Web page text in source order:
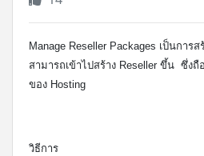
Manage Reseller Packages เป็นการ
สามารถเข้าไปสร้าง Reseller ขึ้น ซึ่งถื
ของ Hosting
วิธีการ